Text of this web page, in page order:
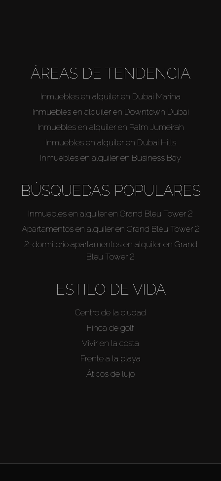
ÁREAS DE TENDENCIA
Inmuebles en alquiler en Dubai Marina
Inmuebles en alquiler en Downtown Dubai
Inmuebles en alquiler en Palm Jumeirah
Inmuebles en alquiler en Dubai Hills
Inmuebles en alquiler en Business Bay
BÚSQUEDAS POPULARES
Inmuebles en alquiler en Grand Bleu Tower 2
Apartamentos en alquiler en Grand Bleu Tower 2
2-dormitorio apartamentos en alquiler en Grand
Bleu Tower 2
ESTILO DE VIDA
Centro de la ciudad
Finca de golf
Vivir en la costa
Frente a la playa
Áticos de lujo